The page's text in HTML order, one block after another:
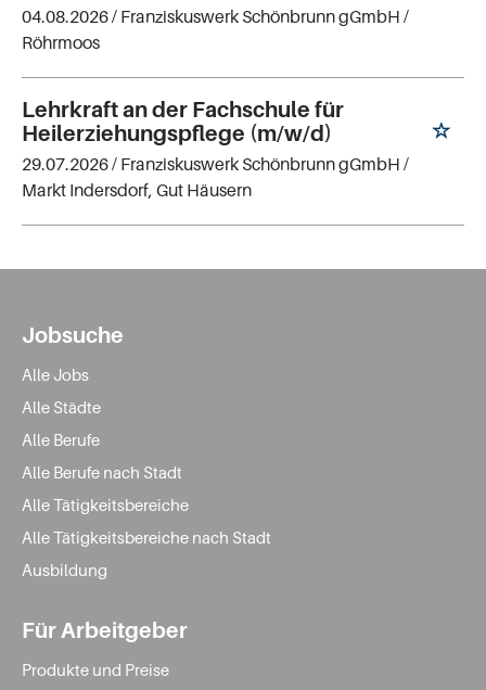
04.08.2026 / Franziskuswerk Schönbrunn gGmbH /
Röhrmoos
Lehrkraft an der Fachschule für
Heilerziehungspflege (m/w/d)
29.07.2026 / Franziskuswerk Schönbrunn gGmbH /
Markt Indersdorf, Gut Häusern
Jobsuche
Alle Jobs
Alle Städte
Alle Berufe
Alle Berufe nach Stadt
Alle Tätigkeitsbereiche
Alle Tätigkeitsbereiche nach Stadt
Ausbildung
Für Arbeitgeber
Produkte und Preise